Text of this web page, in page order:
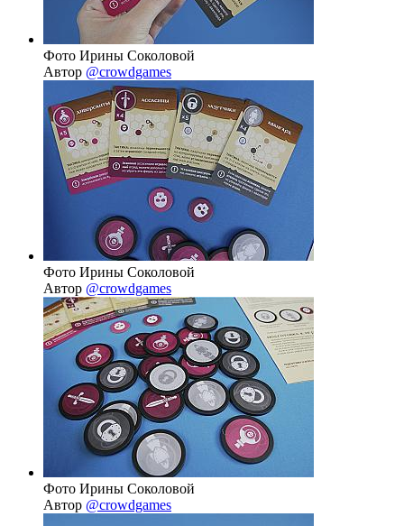
Фото Ирины Соколовой
Автор @crowdgames
Фото Ирины Соколовой
Автор @crowdgames
Фото Ирины Соколовой
Автор @crowdgames